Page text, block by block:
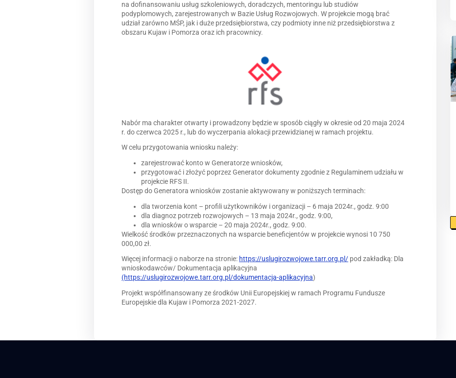
na dofinansowaniu usług szkoleniowych, doradczych, mentoringu lub studiów
podyplomowych, zarejestrowanych w Bazie Usług Rozwojowych. W projekcie mogą brać
udział zarówno MŚP, jak i duże przedsiębiorstwa, czy podmioty inne niż przedsiębiorstwa z
obszaru Kujaw i Pomorza oraz ich pracownicy.
Nabór ma charakter otwarty i prowadzony będzie w sposób ciągły w okresie od 20 maja 2024
r. do czerwca 2025 r., lub do wyczerpania alokacji przewidzianej w ramach projektu.
W celu przygotowania wniosku należy:
zarejestrować konto w Generatorze wniosków,
przygotować i złożyć poprzez Generator dokumenty zgodnie z Regulaminem udziału w
projekcie RFS II.
Dostęp do Generatora wniosków zostanie aktywowany w poniższych terminach:
dla tworzenia kont – profili użytkowników i organizacji – 6 maja 2024r., godz. 9:00
dla diagnoz potrzeb rozwojowych – 13 maja 2024r., godz. 9:00,
dla wniosków o wsparcie – 20 maja 2024r., godz. 9:00.
Wielkość środków przeznaczonych na wsparcie beneficjentów w projekcie wynosi 10 750
000,00 zł.
Więcej informacji o naborze na stronie: https://uslugirozwojowe.tarr.org.pl/ pod zakładką: Dla
wnioskodawców/ Dokumentacja aplikacyjna
(https://uslugirozwojowe.tarr.org.pl/dokumentacja-aplikacyjna)
Projekt współfinansowany ze środków Unii Europejskiej w ramach Programu Fundusze
Europejskie dla Kujaw i Pomorza 2021-2027.